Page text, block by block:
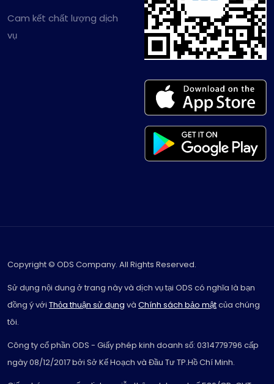
Cam kết chất lượng dịch
vụ
Copyright © ODS Company. All Rights Reserved.
Sử dụng nội dung ở trang này và dịch vụ tại ODS có nghĩa là bạn
đồng ý với Thỏa thuận sử dụng và Chính sách bảo mậtcủa chúng
tôi.
Công ty cổ phần ODS - Giấy phép kinh doanh số: 0314779796 cấp
ngày 08/12/2017 bởi Sở Kế Hoạch và Đầu Tư TP.Hồ Chí Minh.